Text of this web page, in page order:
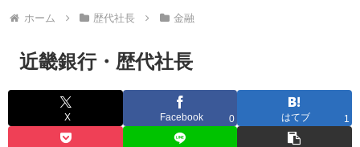
ホーム 歴代社長 金融
近畿銀行・歴代社長
X Facebook 0 はてブ 1